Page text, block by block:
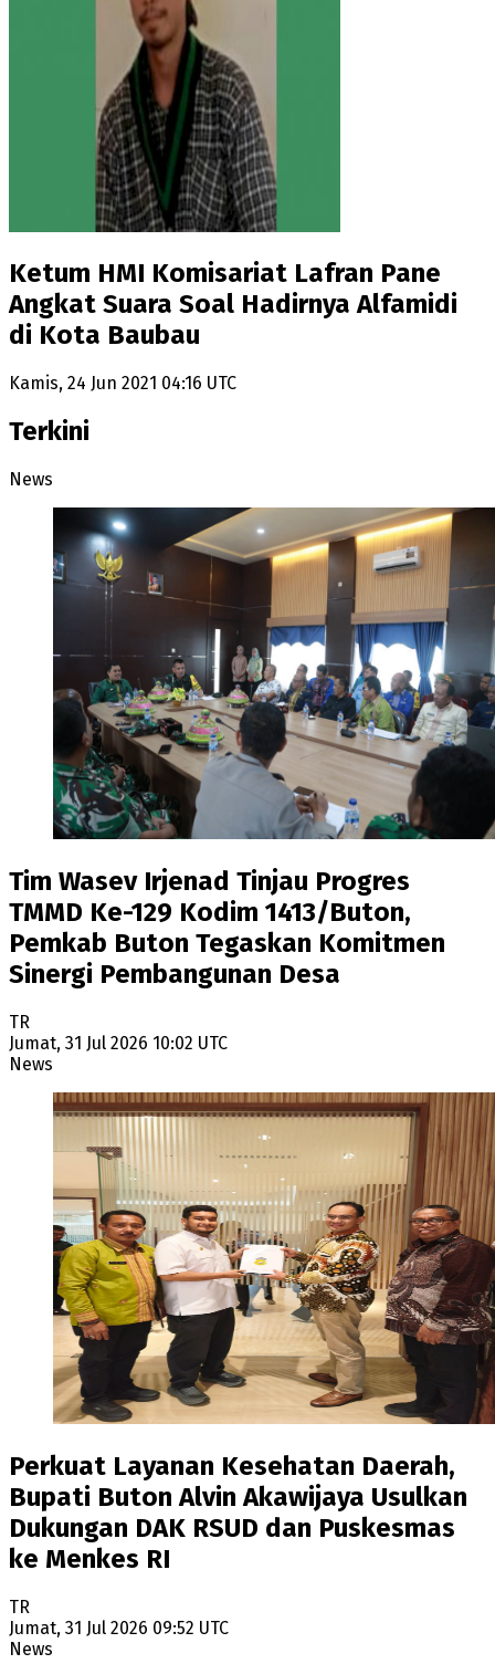
Ketum HMI Komisariat Lafran Pane
Angkat Suara Soal Hadirnya Alfamidi
di Kota Baubau
Kamis, 24 Jun 2021 04:16 UTC
Terkini
News
Tim Wasev Irjenad Tinjau Progres
TMMD Ke-129 Kodim 1413/Buton,
Pemkab Buton Tegaskan Komitmen
Sinergi Pembangunan Desa
TR
Jumat, 31 Jul 2026 10:02 UTC
News
Perkuat Layanan Kesehatan Daerah,
Bupati Buton Alvin Akawijaya Usulkan
Dukungan DAK RSUD dan Puskesmas
ke Menkes RI
TR
Jumat, 31 Jul 2026 09:52 UTC
News